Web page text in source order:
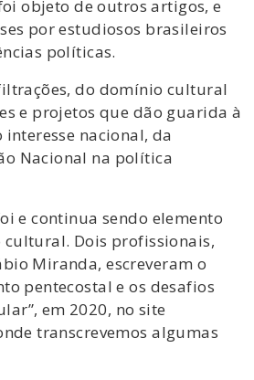
objeto de outros artigos, e
por estudiosos brasileiros
políticas.
do domínio cultural
e projetos que dão guarida à
nacional, da
Nacional na política
e continua sendo elemento
cultural. Dois profissionais,
Miranda, escreveram o
pentecostal e os desafios
em 2020, no site
transcrevemos algumas